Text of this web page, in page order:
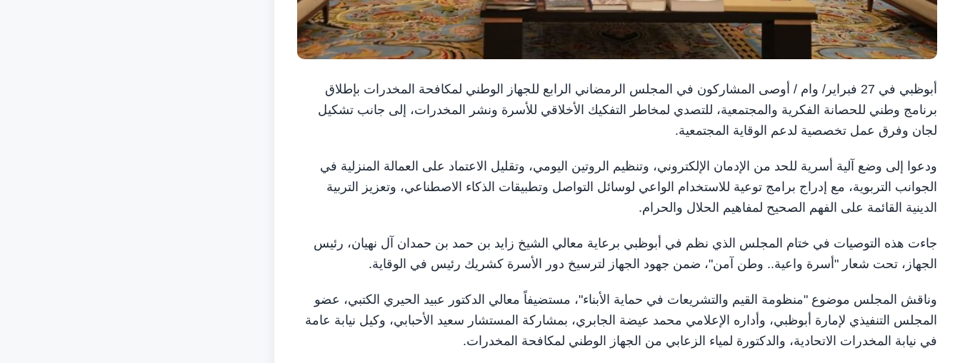
أبوظبي في 27 فبراير/ وام / أوصى المشاركون في المجلس الرمضاني الرابع للجهاز الوطني لمكافحة المخدرات بإطلاق
برنامج وطني للحصانة الفكرية والمجتمعية، للتصدي لمخاطر التفكيك الأخلاقي للأسرة ونشر المخدرات، إلى جانب تشكيل
لجان وفرق عمل تخصصية لدعم الوقاية المجتمعية.
ودعوا إلى وضع آلية أسرية للحد من الإدمان الإلكتروني، وتنظيم الروتين اليومي، وتقليل الاعتماد على العمالة المنزلية في
الجوانب التربوية، مع إدراج برامج توعية للاستخدام الواعي لوسائل التواصل وتطبيقات الذكاء الاصطناعي، وتعزيز التربية
الدينية القائمة على الفهم الصحيح لمفاهيم الحلال والحرام.
جاءت هذه التوصيات في ختام المجلس الذي نظم في أبوظبي برعاية معالي الشيخ زايد بن حمد بن حمدان آل نهيان، رئيس
الجهاز، تحت شعار "أسرة واعية.. وطن آمن"، ضمن جهود الجهاز لترسيخ دور الأسرة كشريك رئيس في الوقاية.
وناقش المجلس موضوع "منظومة القيم والتشريعات في حماية الأبناء"، مستضيفاً معالي الدكتور عبيد الحيري الكتبي، عضو
المجلس التنفيذي لإمارة أبوظبي، وأداره الإعلامي محمد عيضة الجابري، بمشاركة المستشار سعيد الأحبابي، وكيل نيابة عامة
في نيابة المخدرات الاتحادية، والدكتورة لمياء الزعابي من الجهاز الوطني لمكافحة المخدرات.